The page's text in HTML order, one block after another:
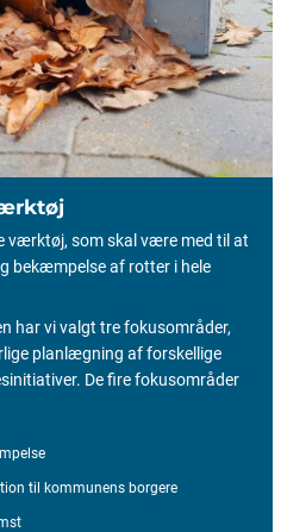
værktøj, som skal være med til at
bekæmpelse af rotter i hele
har vi valgt tre fokusområder,
planlægning af forskellige
De fire fokusområder
til kommunens borgere